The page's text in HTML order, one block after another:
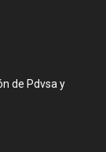
de Pdvsa y